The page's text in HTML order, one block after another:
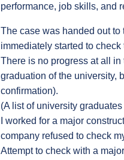
performance, job skills, and
The case was handed out
immediately started to check
There is no progress at all
graduation of the university,
confirmation).
(A list of university
I worked for a major
company refused to check
Attempt to check with a